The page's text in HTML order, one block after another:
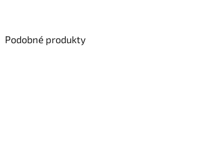
Podobné produkty